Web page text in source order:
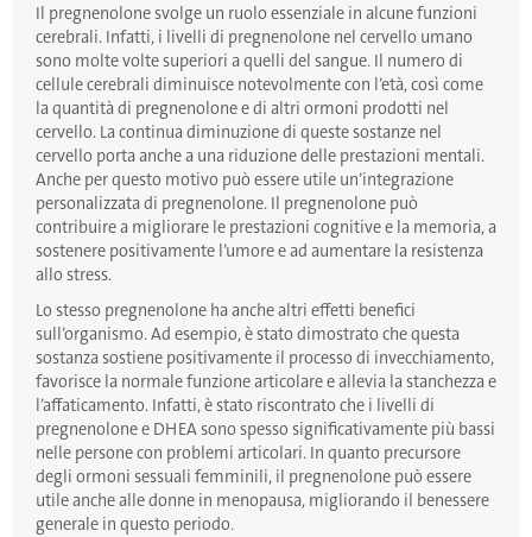
Il pregnenolone svolge un ruolo essenziale in alcune funzioni
cerebrali. Infatti, i livelli di pregnenolone nel cervello umano
sono molte volte superiori a quelli del sangue. Il numero di
cellule cerebrali diminuisce notevolmente con l’età, così come
la quantità di pregnenolone e di altri ormoni prodotti nel
cervello. La continua diminuzione di queste sostanze nel
cervello porta anche a una riduzione delle prestazioni mentali.
Anche per questo motivo può essere utile un’integrazione
personalizzata di pregnenolone. Il pregnenolone può
contribuire a migliorare le prestazioni cognitive e la memoria, a
sostenere positivamente l’umore e ad aumentare la resistenza
allo stress.
Lo stesso pregnenolone ha anche altri effetti benefici
sull’organismo. Ad esempio, è stato dimostrato che questa
sostanza sostiene positivamente il processo di invecchiamento,
favorisce la normale funzione articolare e allevia la stanchezza e
l’affaticamento. Infatti, è stato riscontrato che i livelli di
pregnenolone e DHEA sono spesso significativamente più bassi
nelle persone con problemi articolari. In quanto precursore
degli ormoni sessuali femminili, il pregnenolone può essere
utile anche alle donne in menopausa, migliorando il benessere
generale in questo periodo.